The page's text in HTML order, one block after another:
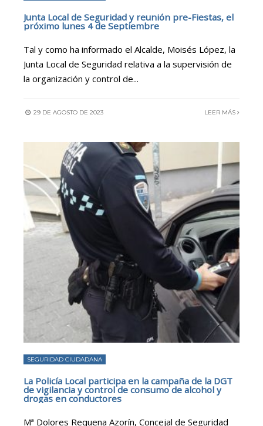
Junta Local de Seguridad y reunión pre-Fiestas, el
próximo lunes 4 de Septiembre
Tal y como ha informado el Alcalde, Moisés López, la
Junta Local de Seguridad relativa a la supervisión de
la organización y control de...
29 DE AGOSTO DE 2023 LEER MÁS
SEGURIDAD CIUDADANA
La Policía Local participa en la campaña de la DGT
de vigilancia y control de consumo de alcohol y
drogas en conductores
Mª Dolores Requena Azorín, Concejal de Seguridad